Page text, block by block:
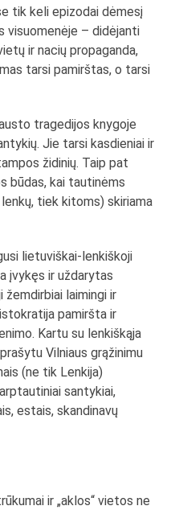
tik keli epizodai dėmesį
visuomenėje – didėjanti
ir nacių propaganda,
tarsi pamirštas, o tarsi
tragedijos knygoje
Jie tarsi kasdieniai ir
židinių. Taip pat
būdas, kai tautinėms
tiek kitoms) skiriama
lietuviškai-lenkiškoji
įvykęs ir uždarytas
žemdirbiai laimingi ir
pamiršta ir
Kartu su lenkiškąja
Vilniaus grąžinimu
(ne tik Lenkija)
santykiai,
estais, skandinavų
ir „aklos“ vietos ne